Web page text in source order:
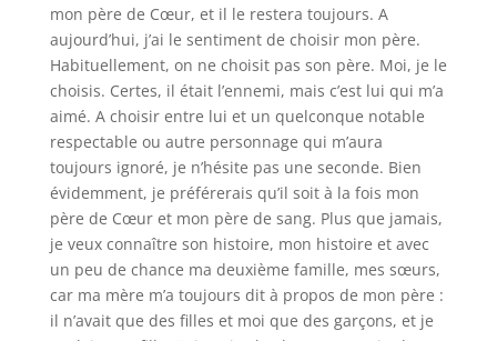
mon père de Cœur, et il le restera toujours. A
aujourd’hui, j’ai le sentiment de choisir mon père.
Habituellement, on ne choisit pas son père. Moi, je le
choisis. Certes, il était l’ennemi, mais c’est lui qui m’a
aimé. A choisir entre lui et un quelconque notable
respectable ou autre personnage qui m’aura
toujours ignoré, je n’hésite pas une seconde. Bien
évidemment, je préférerais qu’il soit à la fois mon
père de Cœur et mon père de sang. Plus que jamais,
je veux connaître son histoire, mon histoire et avec
un peu de chance ma deuxième famille, mes sœurs,
car ma mère m’a toujours dit à propos de mon père :
il n’avait que des filles et moi que des garçons, et je